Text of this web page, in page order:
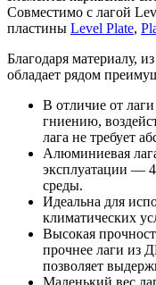
Совместимо с лагой
пластины Level Plate,
Благодаря материалу,
обладает рядом
В отличие от
гниению,
лага не требует
Алюминиевая
эксплуатации —
среды.
Идеальна для
климатических
Высокая
прочнее лаги из
позволяет
Маленький вес